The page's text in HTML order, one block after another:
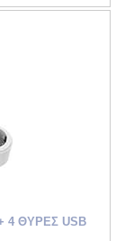
4 ΘΥΡΕΣ USB